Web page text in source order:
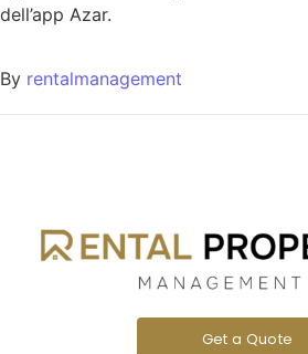
dell’app Azar.
By rentalmanagement
Get a Quote